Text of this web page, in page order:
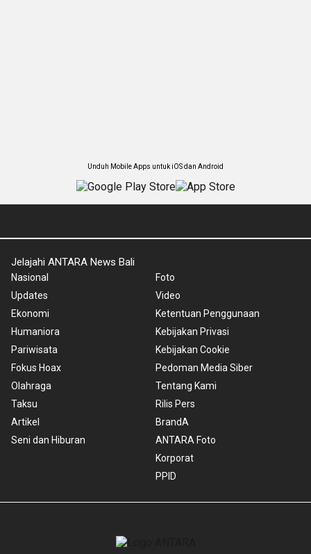
Unduh Mobile Apps untuk iOS dan Android
Jelajahi ANTARA News Bali
Nasional
Updates
Ekonomi
Humaniora
Pariwisata
Fokus Hoax
Olahraga
Taksu
Artikel
Seni dan Hiburan
Foto
Video
Ketentuan Penggunaan
Kebijakan Privasi
Kebijakan Cookie
Pedoman Media Siber
Tentang Kami
Rilis Pers
BrandA
ANTARA Foto
Korporat
PPID